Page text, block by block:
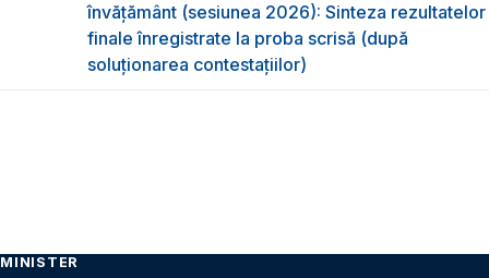
învățământ (sesiunea 2026): Sinteza rezultatelor
finale înregistrate la proba scrisă (după
soluționarea contestațiilor)
MINISTER